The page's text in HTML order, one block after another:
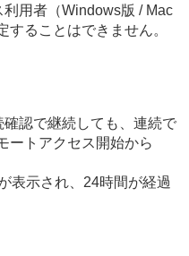
用者（Windows版 / Mac
することはできません。
認で継続しても、連続で
ートアクセス開始から
表示され、24時間が経過